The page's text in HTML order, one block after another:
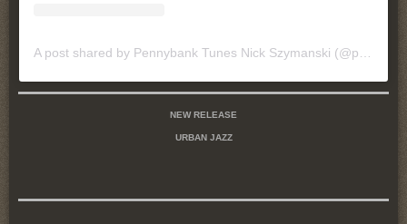
NEW RELEASE
URBAN JAZZ